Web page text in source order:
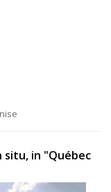
situ, in "Québec